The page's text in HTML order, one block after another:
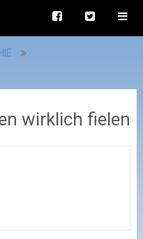
wirklich fielen